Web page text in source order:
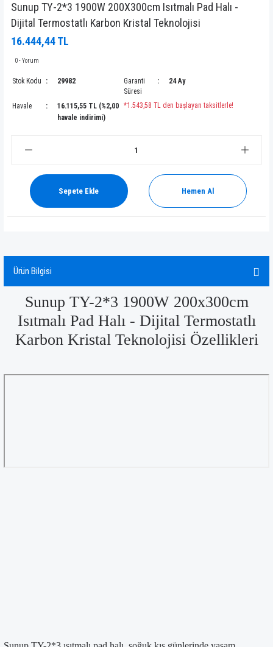
Sunup TY-2*3 1900W 200X300cm Isıtmalı Pad Halı -
Dijital Termostatlı Karbon Kristal Teknolojisi
16.444,44 TL
0 - Yorum
Stok Kodu 29982
Garanti
Süresi
24 Ay
Havale
16.115,55 TL (%2,00
havale indirimi)
*1.543,58 TL den başlayan taksitlerle!
Sepete Ekle Hemen Al
Ürün Bilgisi
Sunup TY-2*3 1900W 200x300cm
Isıtmalı Pad Halı - Dijital Termostatlı
Karbon Kristal Teknolojisi Özellikleri